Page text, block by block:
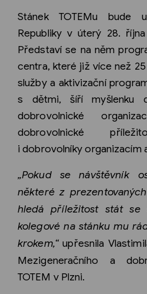
Stánek TOTEMu bude
Republiky v úterý 28.
Představí se na něm
centra, které již více než
služby a aktivizační
s dětmi, šíří myšlenku
dobrovolnické
dobrovolnické
i dobrovolníky organizacím
„Pokud se návštěvník
některé z
hledá příležitost stát se
kolegové na stánku mu
krokem,“upřesnila
Mezigeneračního a
TOTEM v Plzni.